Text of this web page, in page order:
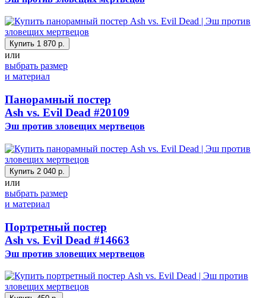
Купить 1 870 р.
или
выбрать размер
и материал
Панорамный постер
Ash vs. Evil Dead #20109
Эш против зловещих мертвецов
Купить 2 040 р.
или
выбрать размер
и материал
Портретный постер
Ash vs. Evil Dead #14663
Эш против зловещих мертвецов